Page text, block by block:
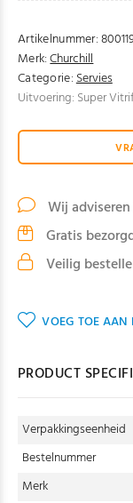
Artikelnummer:
Merk:Churchill
Categorie:Servies
Uitvoering: Super
Wij
Gratis
Veilig
VOEG TOE AAN
PRODUCT
Verpakkingseenheid
Bestelnummer
Merk